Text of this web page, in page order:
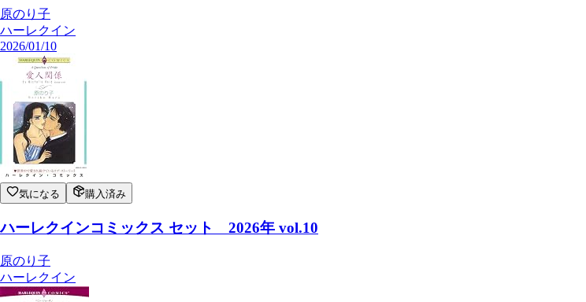
原のり子
ハーレクイン
2026/01/10
気になる 購入済み
ハーレクインコミックス セット 2026年 vol.10
原のり子
ハーレクイン